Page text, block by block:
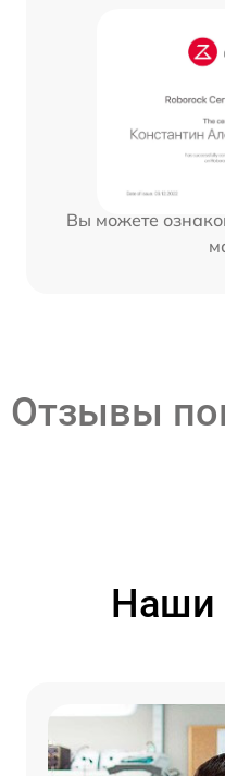
Вы можете
Отзывы
Наши